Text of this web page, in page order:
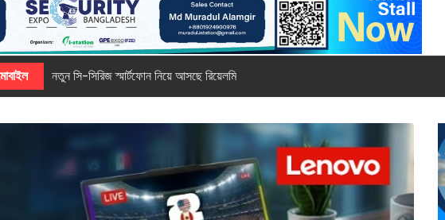
নতুন সি-সিরিজ স্মার্টফোন নিয়ে আসছে রিয়েলমি